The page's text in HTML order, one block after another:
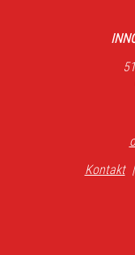
Kontakt |